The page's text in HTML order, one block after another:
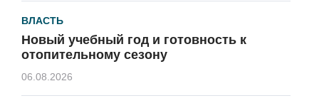
ВЛАСТЬ
Новый учебный год и готовность к
отопительному сезону
06.08.2026